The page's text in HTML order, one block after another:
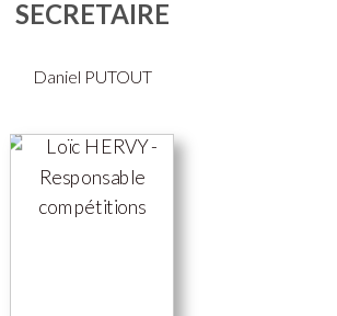
SECRETAIRE
Daniel PUTOUT